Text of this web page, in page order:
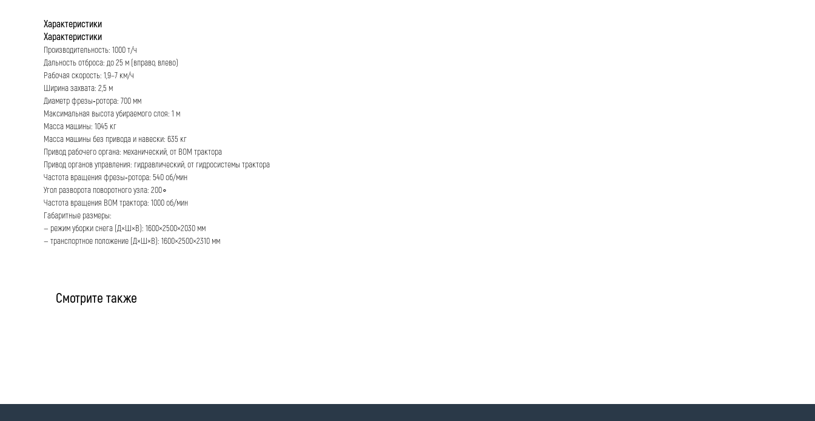
Характеристики
Характеристики
Производительность: 1000 т/ч
Дальность отброса: до 25 м (вправо, влево)
Рабочая скорость: 1,9–7 км/ч
Ширина захвата: 2,5 м
Диаметр фрезы‑ротора: 700 мм
Максимальная высота убираемого слоя: 1 м
Масса машины: 1045 кг
Масса машины без привода и навески: 635 кг
Привод рабочего органа: механический, от ВОМ трактора
Привод органов управления: гидравлический, от гидросистемы трактора
Частота вращения фрезы‑ротора: 540 об/мин
Угол разворота поворотного узла: 200∘
Частота вращения ВОМ трактора: 1000 об/мин
Габаритные размеры:
— режим уборки снега (Д×Ш×В): 1600×2500×2030 мм
— транспортное положение (Д×Ш×В): 1600×2500×2310 мм
Смотрите также